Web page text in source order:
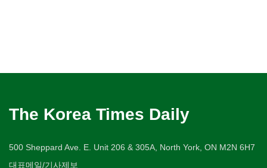
The Korea Times Daily
500 Sheppard Ave. E. Unit 206 & 305A, North York, ON M2N 6H7
대표메일/기사제보